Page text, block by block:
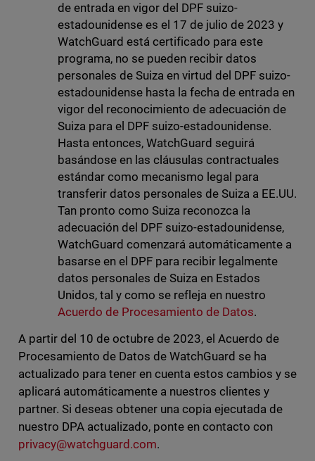
de entrada en vigor del DPF suizo-
estadounidense es el 17 de julio de 2023 y
WatchGuard está certificado para este
programa, no se pueden recibir datos
personales de Suiza en virtud del DPF suizo-
estadounidense hasta la fecha de entrada en
vigor del reconocimiento de adecuación de
Suiza para el DPF suizo-estadounidense.
Hasta entonces, WatchGuard seguirá
basándose en las cláusulas contractuales
estándar como mecanismo legal para
transferir datos personales de Suiza a EE.UU.
Tan pronto como Suiza reconozca la
adecuación del DPF suizo-estadounidense,
WatchGuard comenzará automáticamente a
basarse en el DPF para recibir legalmente
datos personales de Suiza en Estados
Unidos, tal y como se refleja en nuestro
Acuerdo de Procesamiento de Datos.
A partir del 10 de octubre de 2023, el Acuerdo de
Procesamiento de Datos de WatchGuard se ha
actualizado para tener en cuenta estos cambios y se
aplicará automáticamente a nuestros clientes y
partner. Si deseas obtener una copia ejecutada de
nuestro DPA actualizado, ponte en contacto con
privacy@watchguard.com.